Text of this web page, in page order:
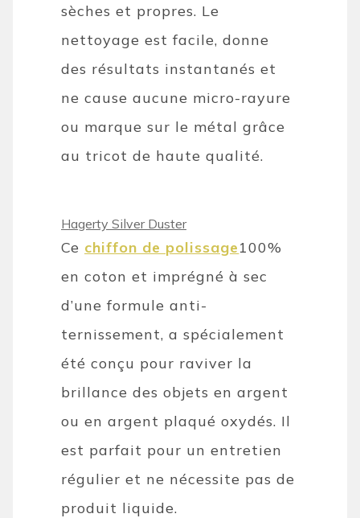
sèches et propres. Le
nettoyage est facile, donne
des résultats instantanés et
ne cause aucune micro-rayure
ou marque sur le métal grâce
au tricot de haute qualité.
Hagerty Silver Duster
Ce chiffon de polissage100%
en coton et imprégné à sec
d’une formule anti-
ternissement, a spécialement
été conçu pour raviver la
brillance des objets en argent
ou en argent plaqué oxydés. Il
est parfait pour un entretien
régulier et ne nécessite pas de
produit liquide.